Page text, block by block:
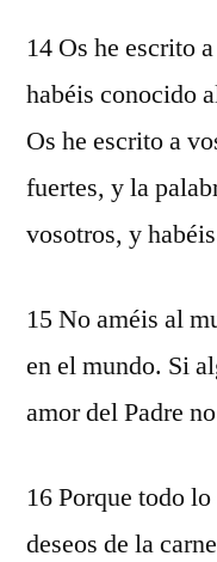
14 Os he escrito
habéis conocido
Os he escrito a
fuertes, y la
vosotros, y
15 No améis al
en el mundo. Si
amor del Padre
16 Porque todo
deseos de la